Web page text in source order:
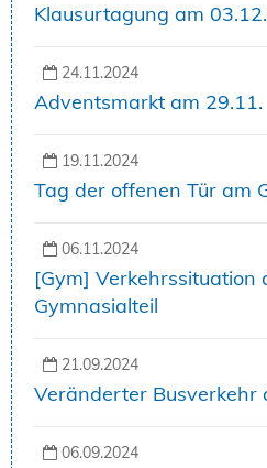
Klausurtagung am
24.11.2024
Adventsmarkt am 29.11.
19.11.2024
Tag der offenen Tür am
06.11.2024
[Gym] Verkehrssituation
Gymnasialteil
21.09.2024
Veränderter Busverkehr
06.09.2024